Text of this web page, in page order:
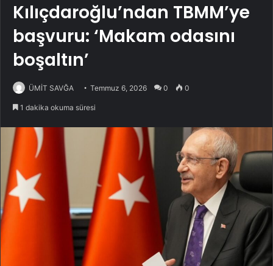
Kılıçdaroğlu’ndan TBMM’ye
başvuru: ‘Makam odasını
boşaltın’
ÜMİT SAVĞA Temmuz 6, 2026 0 0
1 dakika okuma süresi